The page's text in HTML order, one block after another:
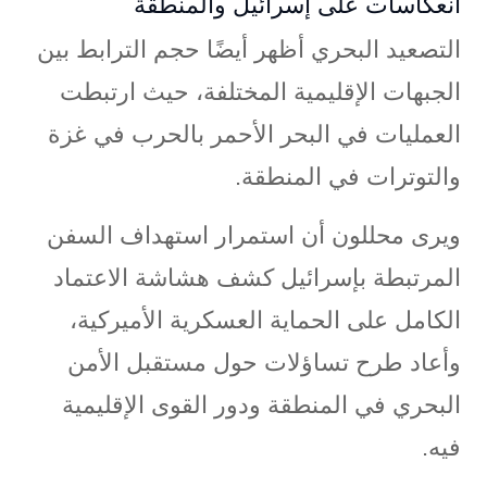
التصعيد البحري أظهر أيضًا حجم الترابط بين
الجبهات الإقليمية المختلفة، حيث ارتبطت
العمليات في البحر الأحمر بالحرب في غزة
والتوترات في المنطقة.
ويرى محللون أن استمرار استهداف السفن
المرتبطة بإسرائيل كشف هشاشة الاعتماد
الكامل على الحماية العسكرية الأميركية،
وأعاد طرح تساؤلات حول مستقبل الأمن
البحري في المنطقة ودور القوى الإقليمية
فيه.